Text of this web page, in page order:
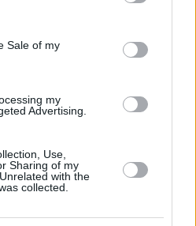
and its third-party tags to
purposes in below Google
Sale of my
my
Advertising.
Use,
Sharing of my
with the
collected.
βαν και νταλίκας
το Παρίσι για τους
Κράνος και γιλέκο,